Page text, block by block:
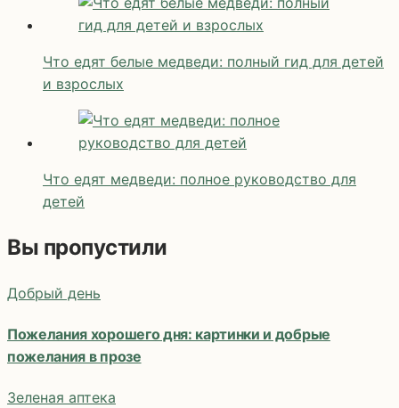
Что едят белые медведи: полный гид для детей
и взрослых
Что едят медведи: полное руководство для
детей
Вы пропустили
Добрый день
Пожелания хорошего дня: картинки и добрые
пожелания в прозе
Зеленая аптека